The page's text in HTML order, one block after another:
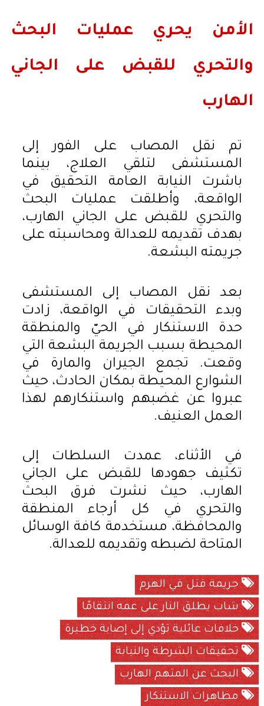
الأمن يحري عمليات البحث
والتحري للقبض على الجاني
الهارب
تم نقل المصاب على الفور إلى
المستشفى لتلقي العلاج، بينما
باشرت النيابة العامة التحقيق في
الواقعة، وأطلقت عمليات البحث
والتحري للقبض على الجاني الهارب،
بهدف تقديمه للعدالة ومحاسبته على
جريمته البشعة.
بعد نقل المصاب إلى المستشفى
وبدء التحقيقات في الواقعة، زادت
حدة الاستنكار في الحيّ والمنطقة
المحيطة بسبب الجريمة البشعة التي
وقعت. تجمع الجيران والمارة في
الشوارع المحيطة بمكان الحادث، حيث
عبروا عن غضبهم واستنكارهم لهذا
العمل العنيف.
في الأثناء، عمدت السلطات إلى
تكثيف جهودها للقبض على الجاني
الهارب، حيث نشرت فرق البحث
والتحري في كل أرجاء المنطقة
والمحافظة، مستخدمة كافة الوسائل
المتاحة لضبطه وتقديمه للعدالة.
جريمة قتل في الهرم
شاب يطلق النار على عمه انتقامًا
خلافات عائلية تؤدي إلى إصابة خطيرة
تحقيقات الشرطة والنيابة
البحث عن المتهم الهارب
مظاهرات الاستنكار